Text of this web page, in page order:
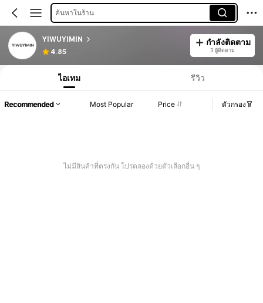
ค้นหาในร้าน
YIWUYIMIN
4.85
กำลังติดตาม
3 ผู้ติดตาม
ไอเทม รีวิว
Recommended Most Popular Price ตัวกรอง
ไม่มีสินค้าที่ตรงกัน โปรดลองด้วยตัวเลือกอื่น ๆ